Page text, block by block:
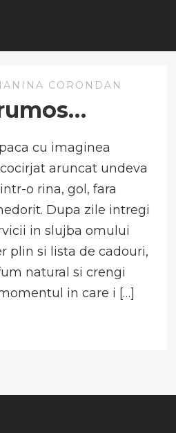
CORONDAN
cu imaginea
aruncat undeva
o rina, gol, fara
Dupa zile intregi
in slujba omului
plin si lista de cadouri,
natural si crengi
in care i […]